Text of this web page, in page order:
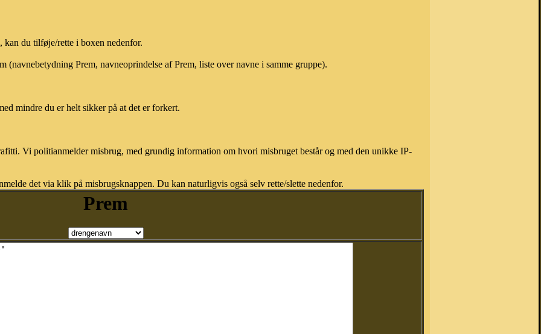
kan du tilføje/rette i boxen nedenfor.
Prem, navneoprindelse af Prem, liste over navne i samme gruppe).
mindre du er helt sikker på at det er forkert.
Vi politianmelder misbrug, med grundig information om hvori misbruget består og med den unikke IP-
det via klik på misbrugsknappen. Du kan naturligvis også selv rette/slette nedenfor.
Prem